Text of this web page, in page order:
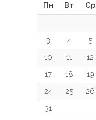
Пн
Вт Ср
3
4 5
10
11 12
17
18 19
24
25 26
31